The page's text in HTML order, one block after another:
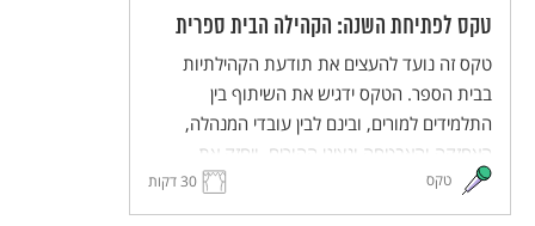
טקס לפתיחת השנה: הקהילה הבית ספרית
טקס זה נועד להעצים את תודעת הקהילתיות
בבית הספר. הטקס ידגיש את השיתוף בין
התלמידים למורים, ובינם לבין עובדי המנהלה,
האחזקה והאבטחה ונציגי ההורים, ויחזק את
תחושת השייכות והאחריות המשותפת. הטקס
מותאם ללמידה מרחוק וללמידה היברידית.
טקס 30 דקות